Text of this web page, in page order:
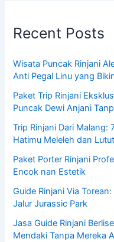
Recent Posts
Wisata Puncak Rinjani
Anti Pegal Linu yang
Paket Trip Rinjani
Puncak Dewi Anjani
Trip Rinjani Dari Malang:
Hatimu Meleleh dan
Paket Porter Rinjani
Encok nan Estetik
Guide Rinjani Via
Jalur Jurassic Park
Jasa Guide Rinjani
Mendaki Tanpa Mereka